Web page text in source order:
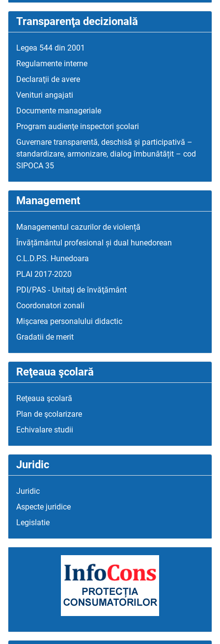
Transparenţa decizională
Legea 544 din 2001
Regulamente interne
Declaraţii de avere
Venituri angajati
Documente manageriale
Program audienţe inspectori școlari
Guvernare transparentă, deschisă și participativă –
standardizare, armonizare, dialog îmbunătățit – cod
SIPOCA 35
Management
Managementul cazurilor de violență
Învățământul profesional și dual hunedorean
C.L.D.P.S. Hunedoara
PLAI 2017-2020
PDI/PAS - Unitaţi de învăţământ
Coordonatori zonali
Mişcarea personalului didactic
Gradatii de merit
Reţeaua şcolară
Reţeaua şcolară
Plan de şcolarizare
Echivalare studii
Juridic
Juridic
Aspecte juridice
Legislatie